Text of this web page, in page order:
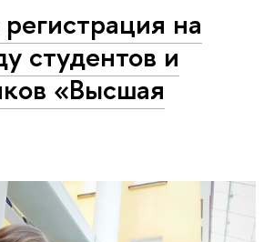
на
студентов и
«Высшая